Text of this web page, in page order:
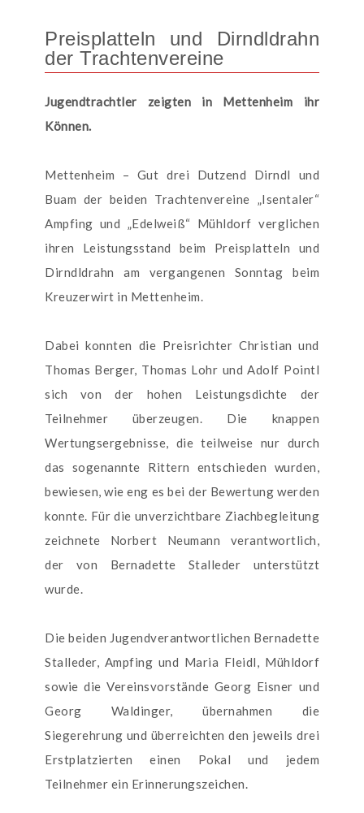
Preisplatteln und Dirndldrahn
der Trachtenvereine
Jugendtrachtler zeigten in Mettenheim ihr
Können.
Mettenheim – Gut drei Dutzend Dirndl und
Buam der beiden Trachtenvereine „Isentaler“
Ampfing und „Edelweiß“ Mühldorf verglichen
ihren Leistungsstand beim Preisplatteln und
Dirndldrahn am vergangenen Sonntag beim
Kreuzerwirt in Mettenheim.
Dabei konnten die Preisrichter Christian und
Thomas Berger, Thomas Lohr und Adolf Pointl
sich von der hohen Leistungsdichte der
Teilnehmer überzeugen. Die knappen
Wertungsergebnisse, die teilweise nur durch
das sogenannte Rittern entschieden wurden,
bewiesen, wie eng es bei der Bewertung werden
konnte. Für die unverzichtbare Ziachbegleitung
zeichnete Norbert Neumann verantwortlich,
der von Bernadette Stalleder unterstützt
wurde.
Die beiden Jugendverantwortlichen Bernadette
Stalleder, Ampfing und Maria Fleidl, Mühldorf
sowie die Vereinsvorstände Georg Eisner und
Georg Waldinger, übernahmen die
Siegerehrung und überreichten den jeweils drei
Erstplatzierten einen Pokal und jedem
Teilnehmer ein Erinnerungszeichen.